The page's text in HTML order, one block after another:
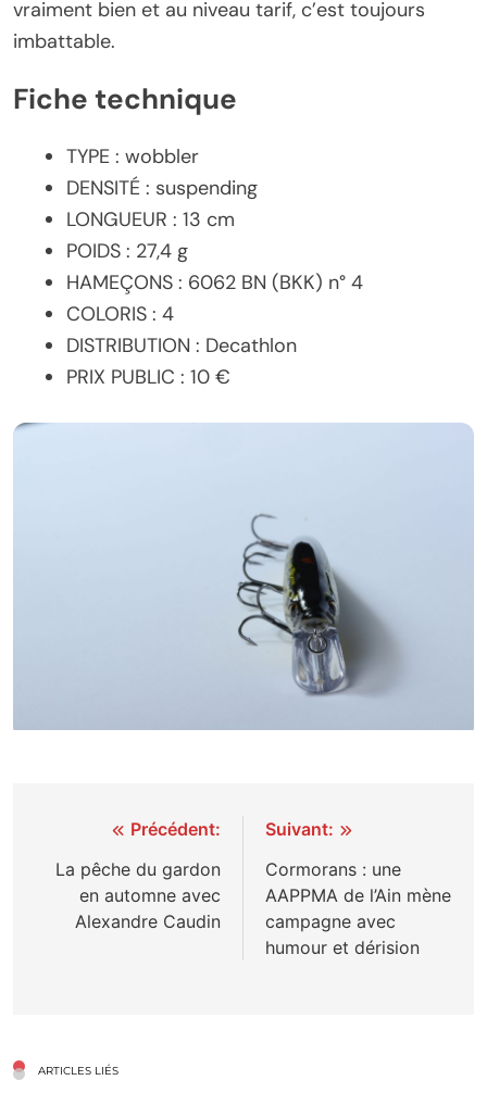
vraiment bien et au niveau tarif, c’est toujours
imbattable.
Fiche technique
TYPE : wobbler
DENSITÉ : suspending
LONGUEUR : 13 cm
POIDS : 27,4 g
HAMEÇONS : 6062 BN (BKK) n° 4
COLORIS : 4
DISTRIBUTION : Decathlon
PRIX PUBLIC : 10 €
Navigation
de
l’article
Précédent:
La pêche du gardon
en automne avec
Alexandre Caudin
Suivant:
Cormorans : une
AAPPMA de l’Ain mène
campagne avec
humour et dérision
ARTICLES LIÉS